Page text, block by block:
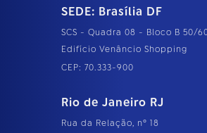
SEDE: Brasília DF
SCS - Quadra 08 - Bloco B 50/
Edifício Venâncio Shopping
CEP: 70.333-900
Rio de Janeiro RJ
Rua da Relação, nº 18